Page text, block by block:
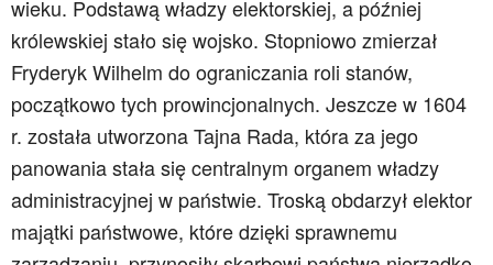
wieku. Podstawą władzy elektorskiej, a później
królewskiej stało się wojsko. Stopniowo zmierzał
Fryderyk Wilhelm do ograniczania roli stanów,
początkowo tych prowincjonalnych. Jeszcze w 1604
r. została utworzona Tajna Rada, która za jego
panowania stała się centralnym organem władzy
administracyjnej w państwie. Troską obdarzył elektor
majątki państwowe, które dzięki sprawnemu